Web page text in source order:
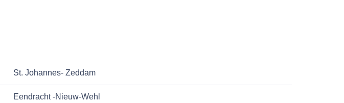
St. Johannes- Zeddam
Eendracht -Nieuw-Wehl